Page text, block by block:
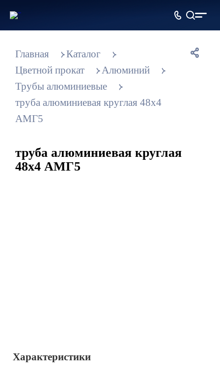
Главная
Каталог
Цветной прокат
Алюминий
Трубы алюминиевые
труба алюминиевая круглая 48x4
АМГ5
труба алюминиевая круглая
48x4 АМГ5
Характеристики